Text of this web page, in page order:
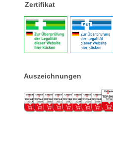
Zertifikat
Auszeichnungen